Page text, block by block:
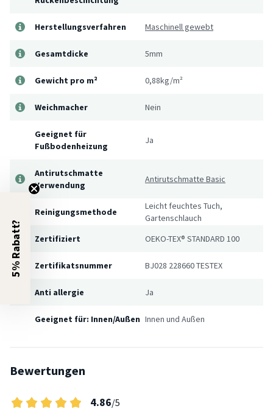
Herstellungsverfahren Maschinell gewebt
Gesamtdicke 5mm
Gewicht pro m² 0,88kg/m²
Weichmacher Nein
Geeignet für
Fußbodenheizung
Ja
Antirutschmatte
Verwendung
Antirutschmatte Basic
Reinigungsmethode
Leicht feuchtes Tuch,
Gartenschlauch
Zertifiziert
OEKO-TEX® STANDARD 100
Zertifikatsnummer BJ028 228660 TESTEX
Anti allergie Ja
Geeignet für: Innen/Außen Innen und Außen
Bewertungen
4.86/5
5% Rabatt?